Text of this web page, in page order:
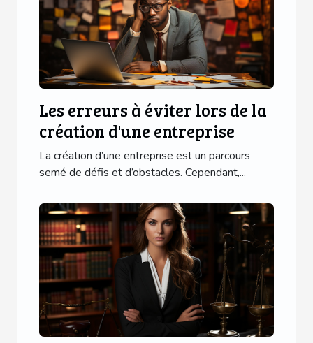
Les erreurs à éviter lors de la
création d'une entreprise
La création d’une entreprise est un parcours
semé de défis et d’obstacles. Cependant,...